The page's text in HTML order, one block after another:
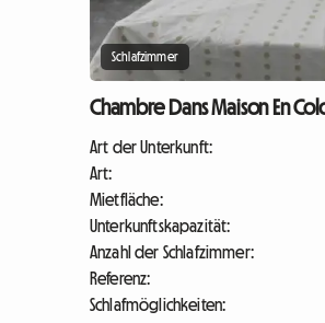
Schlafzimmer
Chambre Dans Maison En
Art der Unterkunft:
Art:
Mietfläche:
Unterkunftskapazität:
Anzahl der Schlafzimmer:
Referenz:
Schlafmöglichkeiten: